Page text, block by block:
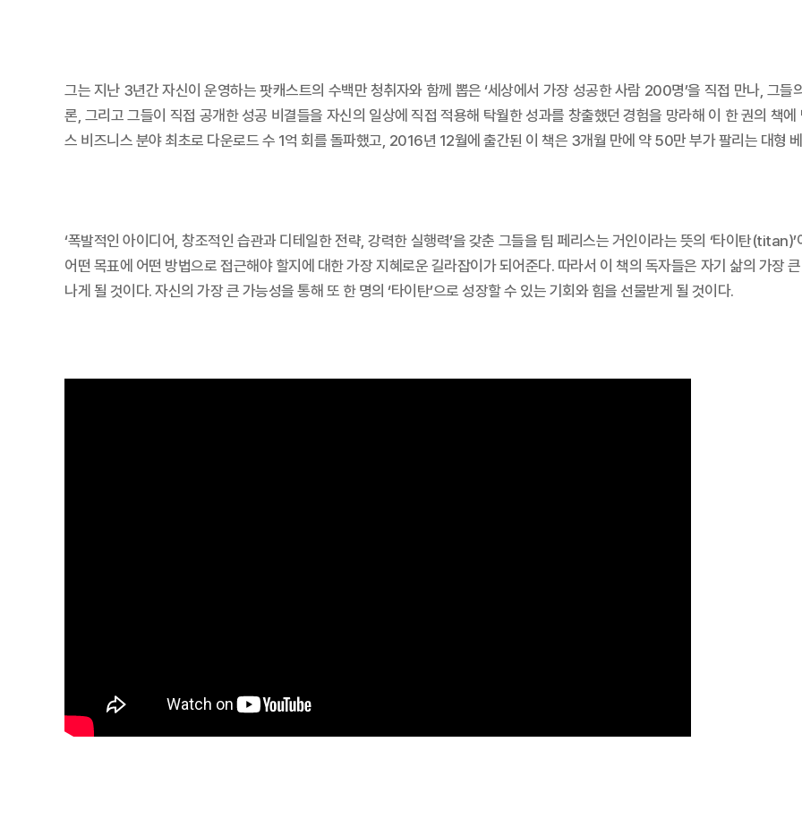
그는 지난 3년간 자신이 운영하는 팟캐스트의 수백만 청취자와 함께 뽑은 ‘세상에서 가장 성공한 사람 200명’을 직접 만나, 그
론, 그리고 그들이 직접 공개한 성공 비결들을 자신의 일상에 직접 적용해 탁월한 성과를 창출했던 경험을 망라해 이 한 권의 책
스 비즈니스 분야 최초로 다운로드 수 1억 회를 돌파했고, 2016년 12월에 출간된 이 책은 3개월 만에 약 50만 부가 팔리는 대형
‘폭발적인 아이디어, 창조적인 습관과 디테일한 전략, 강력한 실행력’을 갖춘 그들을 팀 페리스는 거인이라는 뜻의 ‘타이탄
어떤 목표에 어떤 방법으로 접근해야 할지에 대한 가장 지혜로운 길라잡이가 되어준다. 따라서 이 책의 독자들은 자기 삶의 가장
나게 될 것이다. 자신의 가장 큰 가능성을 통해 또 한 명의 ‘타이탄’으로 성장할 수 있는 기회와 힘을 선물받게 될 것이다.